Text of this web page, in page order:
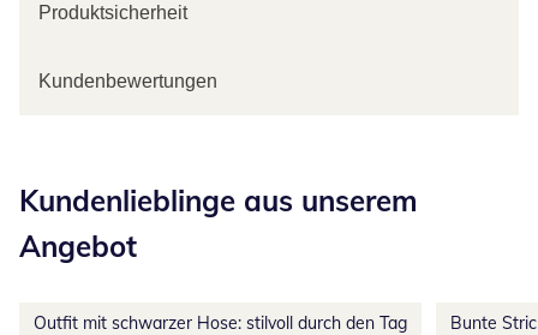
Produktsicherheit
Kundenbewertungen
Kundenlieblinge aus unserem
Angebot
Outfit mit schwarzer Hose: stilvoll durch den Tag Bunte